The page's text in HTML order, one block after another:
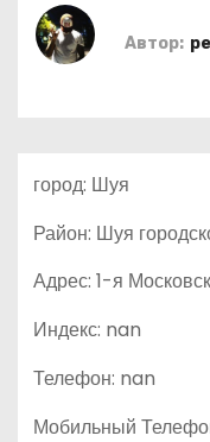
Автор:
город: Шуя
Район: Шуя
Адрес: 1-я
Индекс: nan
Телефон: nan
Мобильный